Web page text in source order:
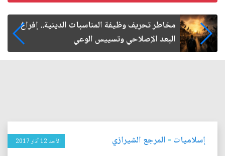
زيارة الأربعين.. من الفاعلية المجتمعية إلى المواطنة
الفاعلة
إسلاميات - المرجع الشيرازي الأحد 12 آذار 2017